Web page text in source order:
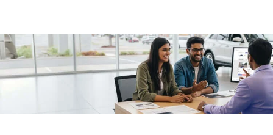
/fragments/plp-details